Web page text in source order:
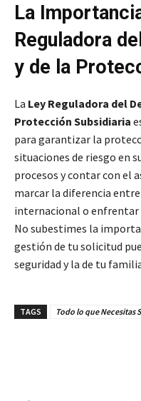
La
Reguladora
y de la
La Ley Reguladora del
Protección Subsidiaria
para garantizar la
situaciones de riesgo en
procesos y contar con el
marcar la diferencia
internacional o enfrentar
No subestimes la
gestión de tu solicitud
seguridad y la de tu
TAGS Todo lo que Necesitas